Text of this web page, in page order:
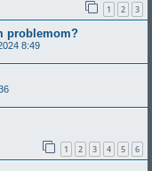
1 2 3
problemom?
8:49
1 2 3 4 5 6